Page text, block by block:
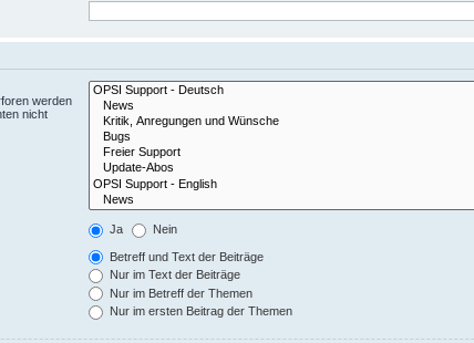
werden
nicht
Ja Nein
Betreff und Text der Beiträge
Nur im Text der Beiträge
Nur im Betreff der Themen
Nur im ersten Beitrag der Themen